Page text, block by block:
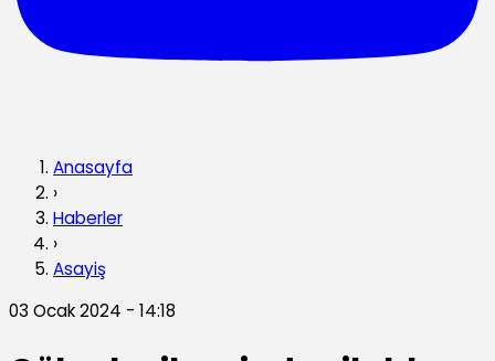
Anasayfa
›
Haberler
›
Asayiş
03 Ocak 2024 - 14:18